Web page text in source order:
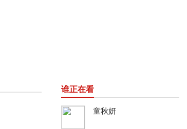
谁正在看
童秋妍